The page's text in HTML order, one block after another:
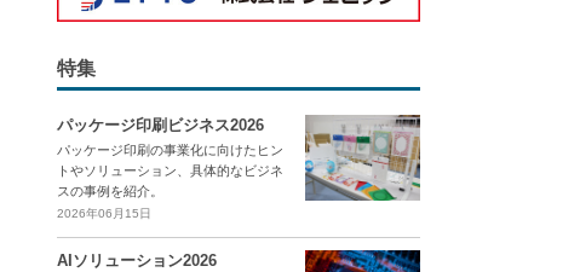
特集
パッケージ印刷ビジネス2026
パッケージ印刷の事業化に向けたヒン
トやソリューション、具体的なビジネ
スの事例を紹介。
2026年06月15日
AIソリューション2026